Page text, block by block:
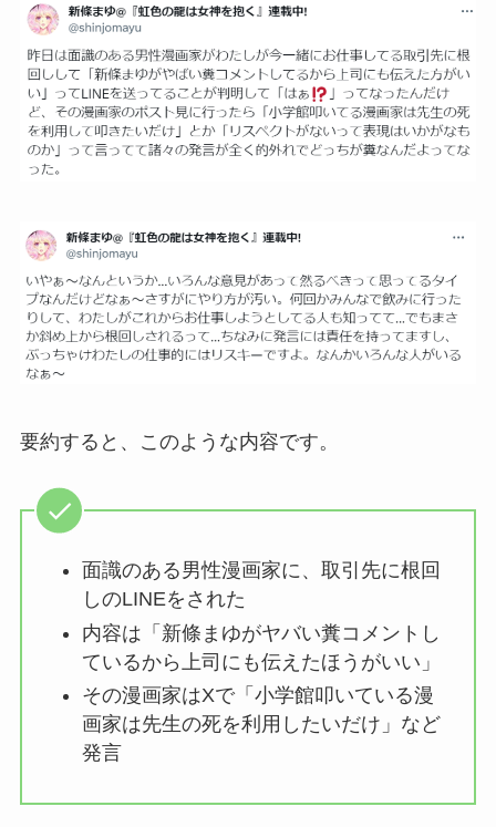
要約すると、このような内容です。
面識のある男性漫画家に、取引先に根回
しのLINEをされた
内容は「新條まゆがヤバい糞コメントし
ているから上司にも伝えたほうがいい」
その漫画家はXで「小学館叩いている漫
画家は先生の死を利用したいだけ」など
発言